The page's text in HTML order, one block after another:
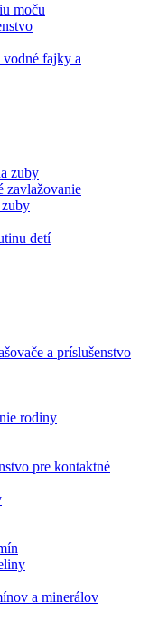
moču
fajky a
zuby
zavlažovanie
detí
a príslušenstvo
rodiny
pre kontaktné
a minerálov